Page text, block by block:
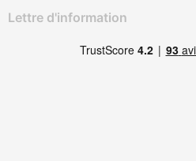
Lettre d'information